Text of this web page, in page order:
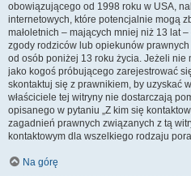
obowiązującego od 1998 roku w USA,
internetowych, które potencjalnie mogą
małoletnich – mających mniej niż 13 lat
zgody rodziców lub opiekunów
od osób poniżej 13 roku życia. Jeżeli nie
jako kogoś próbującego zarejestrować
skontaktuj się z prawnikiem, by uzyskać
właściciele tej witryny nie dostarczają
opisanego w pytaniu „Z kim się
zagadnień prawnych związanych z tą
kontaktowym dla wszelkiego rodzaju
Na górę